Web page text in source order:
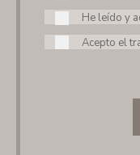
He leído y
Acepto el